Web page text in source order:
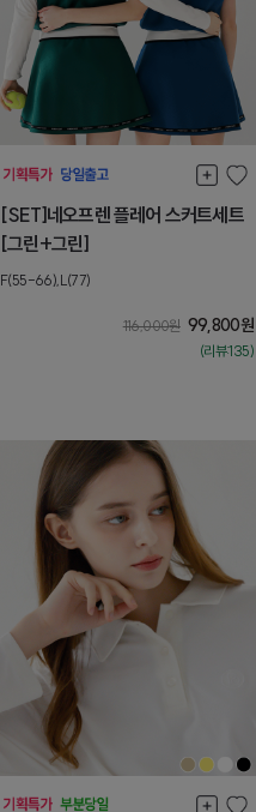
[SET]네오프렌 플레어 스커트세트
[그린+그린]
F(55-66),L(77)
116,000원 99,800원
(리뷰:135)